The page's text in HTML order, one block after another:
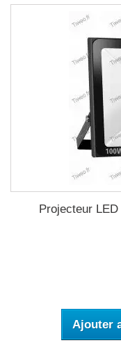
Projecteur
Ajouter